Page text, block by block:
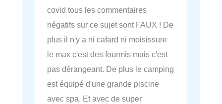
covid tous les commentaires
négatifs sur ce sujet sont FAUX ! De
plus il n'y a ni cafard ni moisissure
le max c'est des fourmis mais c'est
pas dérangeant. De plus le camping
est équipé d'une grande piscine
avec spa. Et avec de super